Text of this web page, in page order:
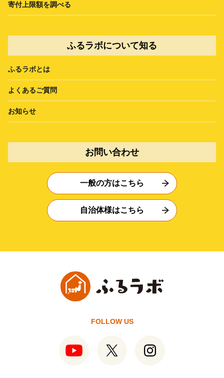
寄付上限額を調べる
ふるラボについて知る
ふるラボとは
よくあるご質問
お知らせ
お問い合わせ
一般の方はこちら
自治体様はこちら
FOLLOW US